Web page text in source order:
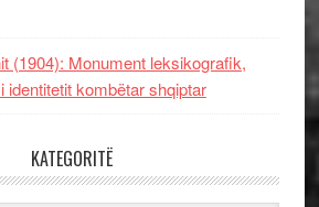
(1904): Monument leksikografik,
identitetit kombëtar shqiptar
KATEGORITË